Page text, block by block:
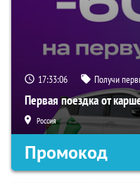
17:33:05 Получи
Первая поездка от
Россия
Промокод